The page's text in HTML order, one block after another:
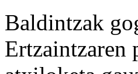
Baldintzak
Ertzaintzaren